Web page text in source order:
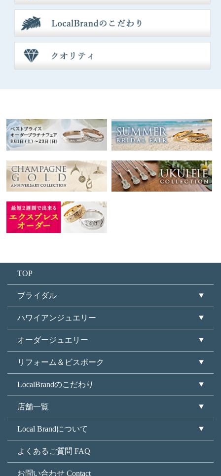
TOP
ブライダル
ハワイアンジュエリー
オーダージュエリー
リフォーム＆ビスポーク
LocalBrandのこだわり
店舗一覧
Local Brandについて
よくあるご質問 FAQ
お問い合わせ Contact